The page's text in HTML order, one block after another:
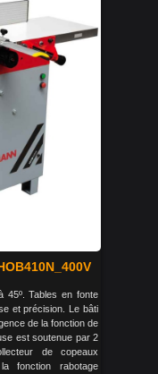
45º. Tables en fonte
et précision. Le bâti
de la fonction de
est soutenue par 2
de copeaux
fonction rabotage